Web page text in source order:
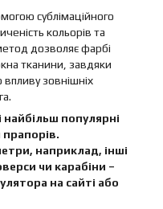
сублімаційного
кольорів та
дозволяє фарбі
тканини, завдяки
зовнішніх
найбільш популярні
прапорів.
наприклад, інші
чи карабіни –
на сайті або